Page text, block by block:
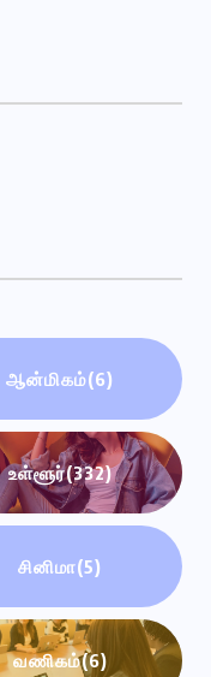
ஆன்மிகம்(6)
உள்ளூர்(332)
சினிமா(5)
வணிகம்(6)